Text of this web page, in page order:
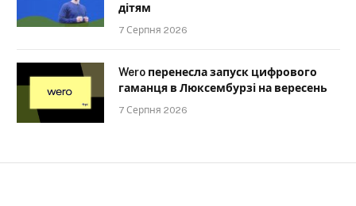
дітям
7 Серпня 2026
Wero перенесла запуск цифрового
гаманця в Люксембурзі на вересень
7 Серпня 2026